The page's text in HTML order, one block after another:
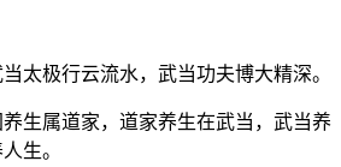
太极行云流水，武当功夫博大精深。
生属道家，道家养生在武当，武当养
生。